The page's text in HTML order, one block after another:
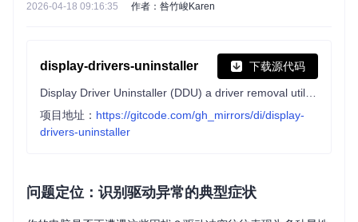
2026-04-18 09:16:35 作者：咎竹峻Karen
display-drivers-uninstaller 下载源代码
项目地址： https://gitcode.com/gh_mirrors/di/display-
drivers-uninstaller
问题定位：识别驱动异常的典型症状